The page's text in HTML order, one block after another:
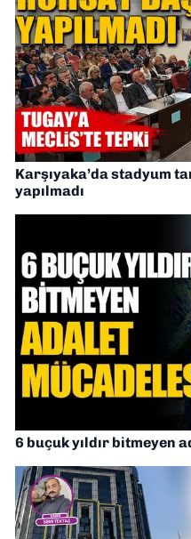
Karşıyaka’da stadyum
yapılmadı
6 buçuk yıldır bitmeyen